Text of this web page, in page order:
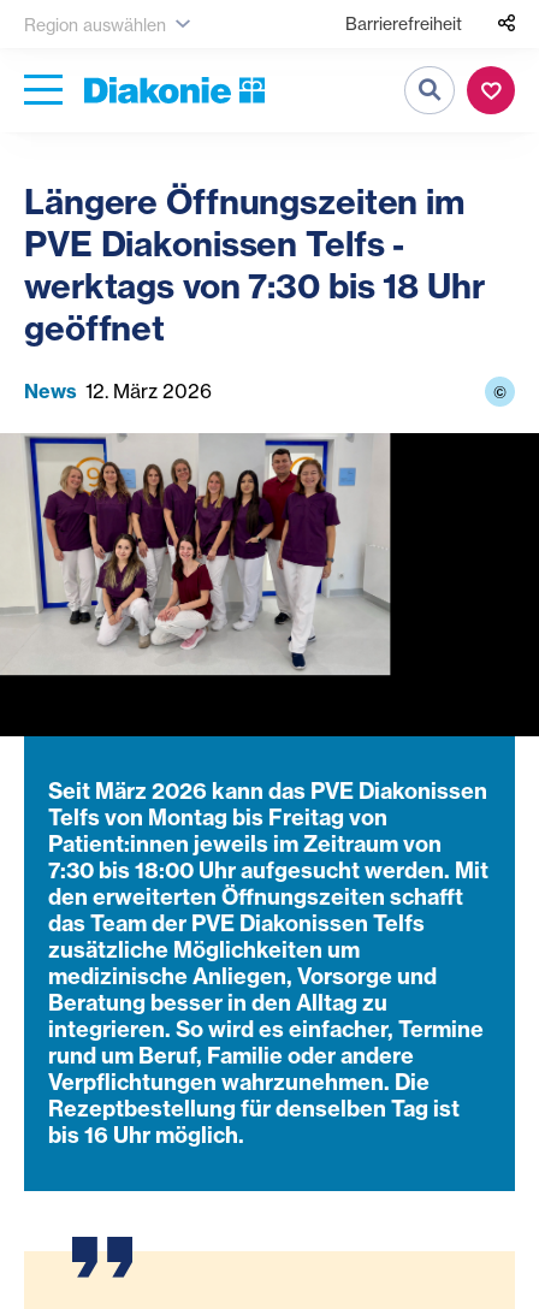
Region auswählen Barrierefreiheit
Suche
Längere Öffnungszeiten im
PVE Diakonissen Telfs -
werktags von 7:30 bis 18 Uhr
geöffnet
News 12. März 2026 ©
Seit März 2026 kann das PVE Diakonissen
Telfs von Montag bis Freitag von
Patient:innen jeweils im Zeitraum von
7:30 bis 18:00 Uhr aufgesucht werden. Mit
den erweiterten Öffnungszeiten schafft
das Team der PVE Diakonissen Telfs
zusätzliche Möglichkeiten um
medizinische Anliegen, Vorsorge und
Beratung besser in den Alltag zu
integrieren. So wird es einfacher, Termine
rund um Beruf, Familie oder andere
Verpflichtungen wahrzunehmen. Die
Rezeptbestellung für denselben Tag ist
bis 16 Uhr möglich.